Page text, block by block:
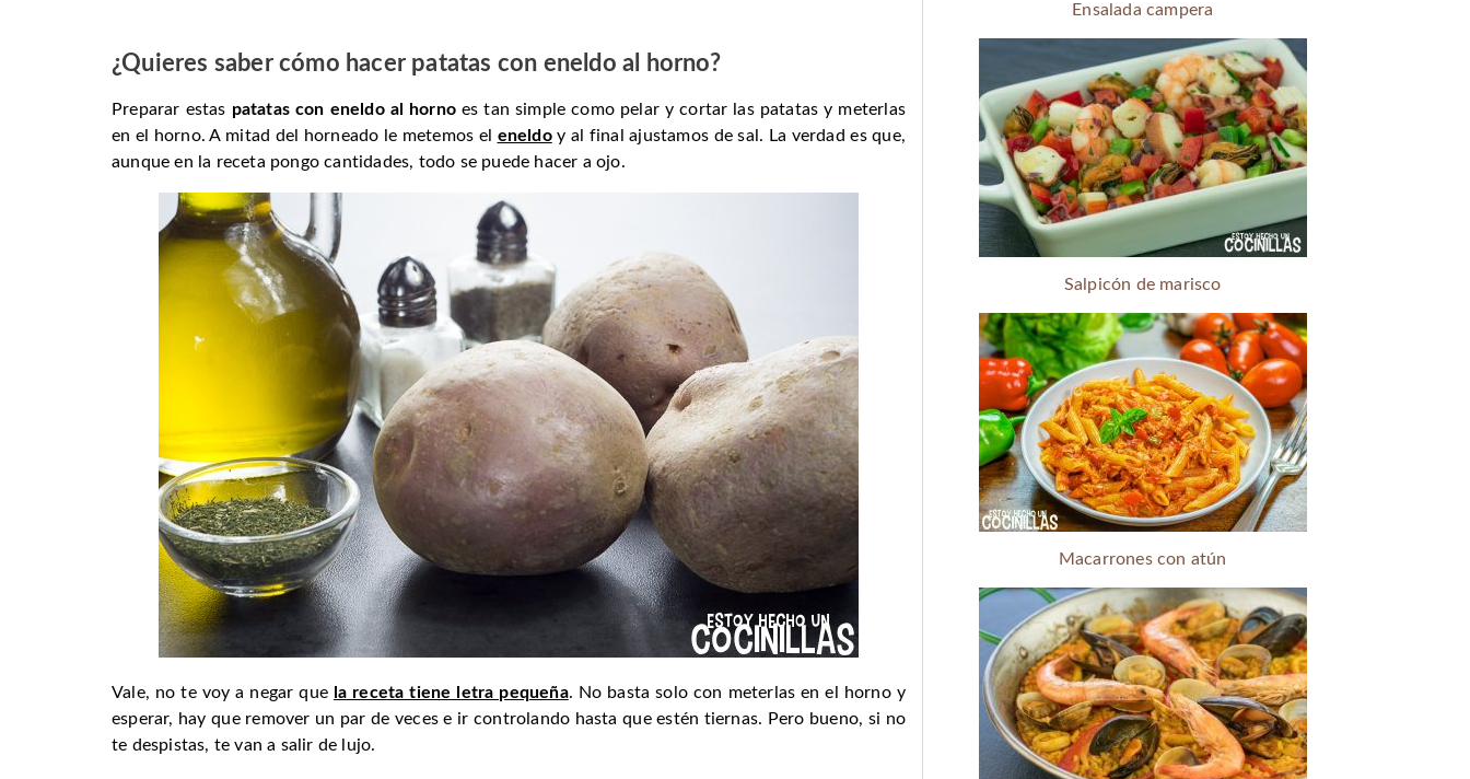
¿Quieres saber cómo hacer patatas con eneldo al horno?
Preparar estas patatas con eneldo al horno es tan simple como pelar y cortar las patatas y meterlas
en el horno. A mitad del horneado le metemos el eneldoy al final ajustamos de sal. La verdad es que,
aunque en la receta pongo cantidades, todo se puede hacer a ojo.
Vale, no te voy a negar que la receta tiene letra pequeña. No basta solo con meterlas en el horno y
esperar, hay que remover un par de veces e ir controlando hasta que estén tiernas. Pero bueno, si no
te despistas, te van a salir de lujo.
Ensalada campera
Salpicón de marisco
Macarrones con atún